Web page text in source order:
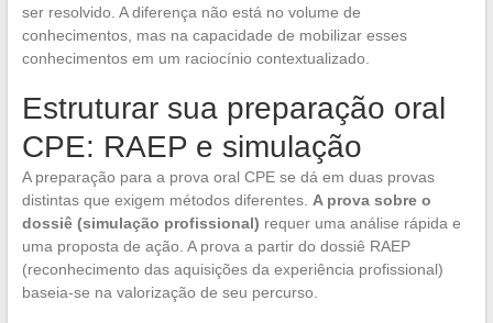
ser resolvido. A diferença não está no volume de
conhecimentos, mas na capacidade de mobilizar esses
conhecimentos em um raciocínio contextualizado.
Estruturar sua preparação oral
CPE: RAEP e simulação
A preparação para a prova oral CPE se dá em duas provas
distintas que exigem métodos diferentes. A prova sobre o
dossiê (simulação profissional) requer uma análise rápida e
uma proposta de ação. A prova a partir do dossiê RAEP
(reconhecimento das aquisições da experiência profissional)
baseia-se na valorização de seu percurso.